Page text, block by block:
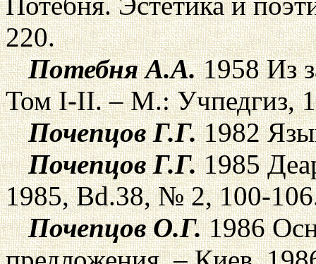
220.
Потебня А.А.1958 Из
Том I-II. – М.: Учпедгиз,
Почепцов Г.Г.1982
Почепцов Г.Г.1985
1985, Bd.38, № 2, 100-
Почепцов О.Г.1986